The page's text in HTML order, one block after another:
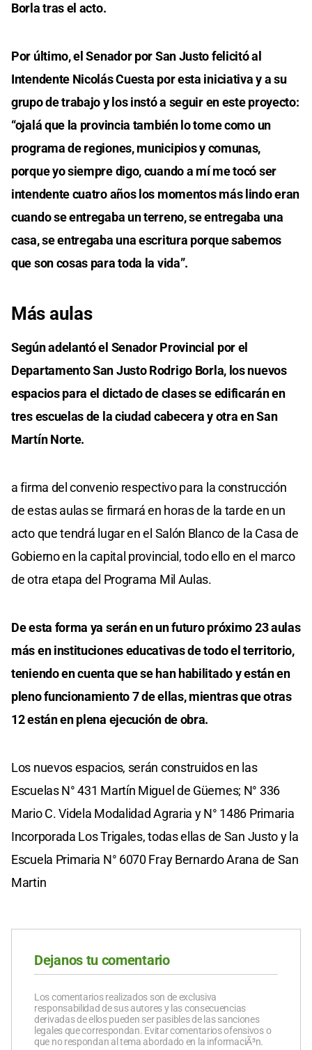
Borla tras el acto.
Por último, el Senador por San Justo felicitó al
Intendente Nicolás Cuesta por esta iniciativa y a su
grupo de trabajo y los instó a seguir en este proyecto:
“ojalá que la provincia también lo tome como un
programa de regiones, municipios y comunas,
porque yo siempre digo, cuando a mí me tocó ser
intendente cuatro años los momentos más lindo eran
cuando se entregaba un terreno, se entregaba una
casa, se entregaba una escritura porque sabemos
que son cosas para toda la vida”.
Más aulas
Según adelantó el Senador Provincial por el
Departamento San Justo Rodrigo Borla, los nuevos
espacios para el dictado de clases se edificarán en
tres escuelas de la ciudad cabecera y otra en San
Martín Norte.
a firma del convenio respectivo para la construcción
de estas aulas se firmará en horas de la tarde en un
acto que tendrá lugar en el Salón Blanco de la Casa de
Gobierno en la capital provincial, todo ello en el marco
de otra etapa del Programa Mil Aulas.
De esta forma ya serán en un futuro próximo 23 aulas
más en instituciones educativas de todo el territorio,
teniendo en cuenta que se han habilitado y están en
pleno funcionamiento 7 de ellas, mientras que otras
12 están en plena ejecución de obra.
Los nuevos espacios, serán construidos en las
Escuelas N° 431 Martín Miguel de Güemes; N° 336
Mario C. Videla Modalidad Agraria y N° 1486 Primaria
Incorporada Los Trigales, todas ellas de San Justo y la
Escuela Primaria N° 6070 Fray Bernardo Arana de San
Martin
Dejanos tu comentario
Los comentarios realizados son de exclusiva
responsabilidad de sus autores y las consecuencias
derivadas de ellos pueden ser pasibles de las sanciones
legales que correspondan. Evitar comentarios ofensivos o
que no respondan al tema abordado en la informaciÃ³n.